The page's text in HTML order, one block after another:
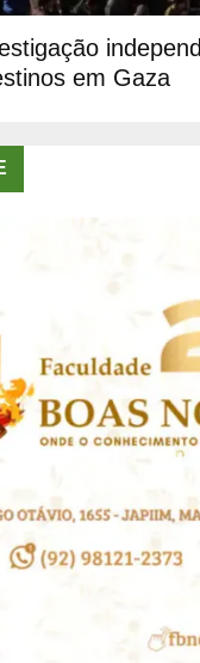
em Gaza